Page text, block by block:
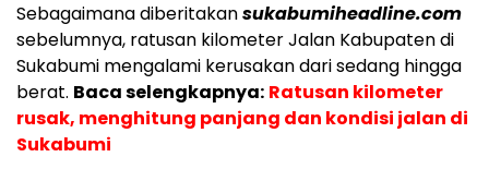
Sebagaimana diberitakansukabumiheadline.com
sebelumnya, ratusan kilometer Jalan Kabupaten di
Sukabumi mengalami kerusakan dari sedang hingga
berat. Baca selengkapnya: Ratusan kilometer
rusak, menghitung panjang dan kondisi jalan di
Sukabumi